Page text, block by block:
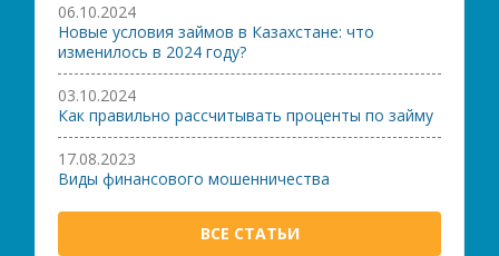
06.10.2024
Новые условия займов в Казахстане: что
изменилось в 2024 году?
03.10.2024
Как правильно рассчитывать проценты по займу
17.08.2023
Виды финансового мошенничества
ВСЕ СТАТЬИ